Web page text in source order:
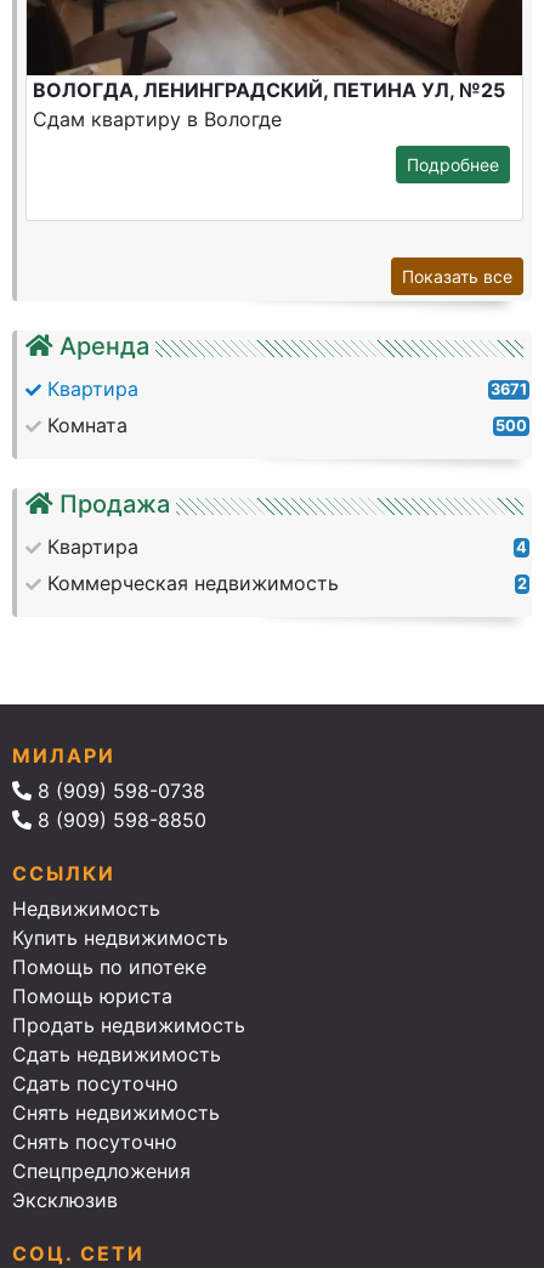
Аренда
Квартира 3671
Комната 500
Продажа
Квартира 4
Коммерческая недвижимость 2
ВОЛОГДА, ЛЕНИНГРАДСКИЙ, ПЕТИНА УЛ, №25
Сдам квартиру в Вологде
Подробнее
Показать все
МИЛАРИ
8 (909) 598-0738
8 (909) 598-8850
ССЫЛКИ
Недвижимость
Купить недвижимость
Помощь по ипотеке
Помощь юриста
Продать недвижимость
Сдать недвижимость
Сдать посуточно
Снять недвижимость
Снять посуточно
Спецпредложения
Эксклюзив
СОЦ. СЕТИ